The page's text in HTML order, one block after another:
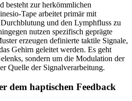
besteht zur herkömmlichen
Tape arbeitet primär mit
und den Lymphfluss zu
nutzen spezifisch geprägte
erzeugen definierte taktile Signale,
Gehirn geleitet werden. Es geht
sondern um die Modulation der
Quelle der Signalverarbeitung.
dem haptischen Feedback